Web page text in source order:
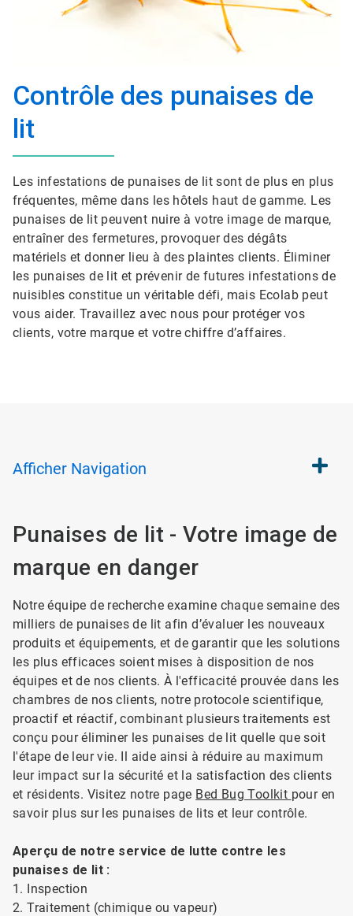
Contrôle des punaises de
lit
Les infestations de punaises de lit sont de plus en plus
fréquentes, même dans les hôtels haut de gamme. Les
punaises de lit peuvent nuire à votre image de marque,
entraîner des fermetures, provoquer des dégâts
matériels et donner lieu à des plaintes clients. Éliminer
les punaises de lit et prévenir de futures infestations de
nuisibles constitue un véritable défi, mais Ecolab peut
vous aider. Travaillez avec nous pour protéger vos
clients, votre marque et votre chiffre d’affaires.
Afficher Navigation
Punaises de lit - Votre image de
marque en danger
Notre équipe de recherche examine chaque semaine des
milliers de punaises de lit afin d’évaluer les nouveaux
produits et équipements, et de garantir que les solutions
les plus efficaces soient mises à disposition de nos
équipes et de nos clients. À l'efficacité prouvée dans les
chambres de nos clients, notre protocole scientifique,
proactif et réactif, combinant plusieurs traitements est
conçu pour éliminer les punaises de lit quelle que soit
l'étape de leur vie. Il aide ainsi à réduire au maximum
leur impact sur la sécurité et la satisfaction des clients
et résidents. Visitez notre page Bed Bug Toolkit pour en
savoir plus sur les punaises de lits et leur contrôle.
Aperçu de notre service de lutte contre les
punaises de lit :
1. Inspection
2. Traitement (chimique ou vapeur)